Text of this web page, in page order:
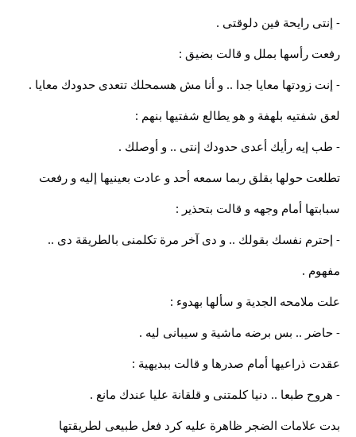
- إنتى رايحة فين دلوقتى .
رفعت رأسها بملل و قالت بضيق :
- إنت زودتها معايا جدا .. و أنا مش هسمحلك تتعدى حدودك معايا .
لعق شفتيه بلهفة و هو يطالع شفتيها بنهم :
- طب إيه رأيك أعدى حدودك إنتى .. و أوصلك .
تطلعت حولها بقلق ربما سمعه أحد و عادت بعينيها إليه و رفعت
سبابتها أمام وجهه و قالت بتحذير :
- إحترم نفسك بقولك .. و دى آخر مرة تكلمنى بالطريقة دى ..
مفهوم .
علت ملامحه الجدية و سألها بهدوء :
- حاضر .. بس برضه ماشية و سيبانى ليه .
عقدت ذراعيها أمام صدرها و قالت ببديهية :
- هروح طبعا .. دنيا كلمتنى و قلقانة عليا عندك مانع .
بدت علامات الضجر ظاهرة عليه كرد فعل طبيعى لطريقتها